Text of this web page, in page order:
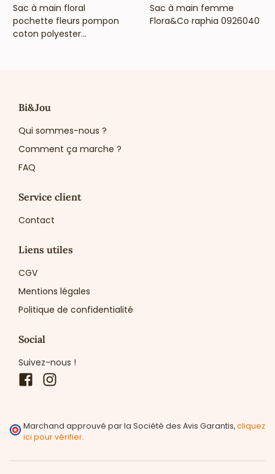
VOIR LE PRIX
Sac à main floral
pochette fleurs pompon
coton polyester...
VOIR LE PRIX
Sac à main femme
Flora&Co raphia 0926040
Bi&Jou
Qui sommes-nous ?
Comment ça marche ?
FAQ
Service client
Contact
Liens utiles
CGV
Mentions légales
Politique de confidentialité
Social
Suivez-nous !
Facebook
Marchand approuvé par la Société des Avis Garantis,cliquez
ici pour vérifier.